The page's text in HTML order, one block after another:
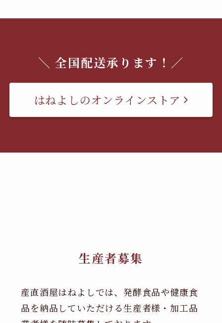
＼ 全国配送承ります！／
はねよしのオンラインストア
生産者募集
産直酒屋はねよしでは、発酵食品や健康食
品を納品していただける生産者様・加工品